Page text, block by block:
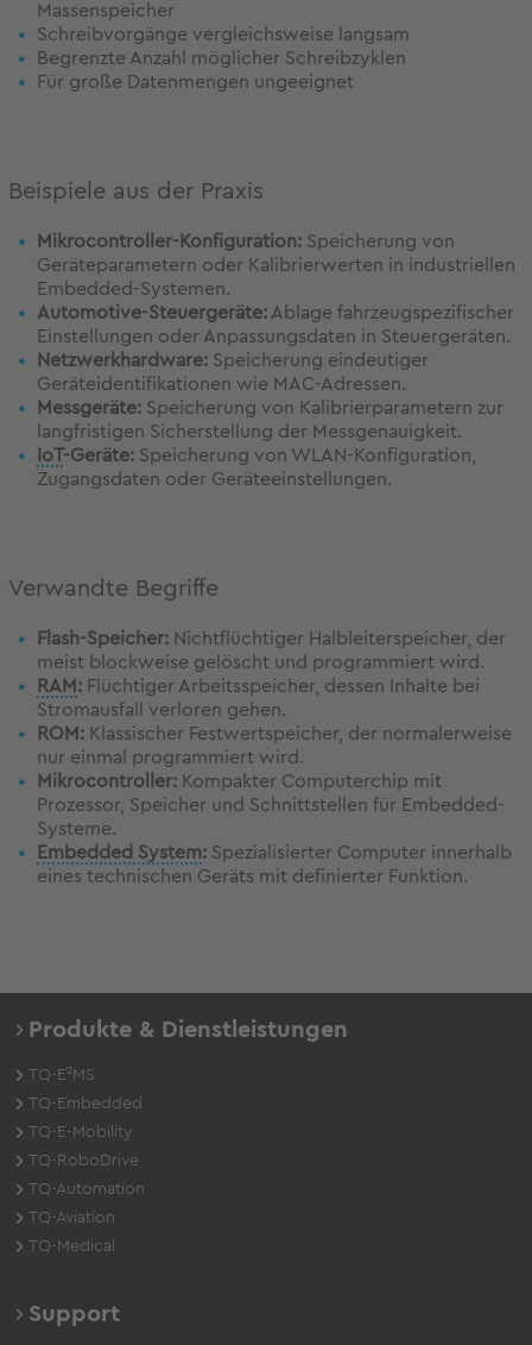
Massenspeicher
Schreibvorgänge vergleichsweise langsam
Begrenzte Anzahl möglicher Schreibzyklen
Für große Datenmengen ungeeignet
Beispiele aus der Praxis
Mikrocontroller-Konfiguration: Speicherung von
Geräteparametern oder Kalibrierwerten in industriellen
Embedded-Systemen.
Automotive-Steuergeräte: Ablage fahrzeugspezifischer
Einstellungen oder Anpassungsdaten in Steuergeräten.
Netzwerkhardware: Speicherung eindeutiger
Geräteidentifikationen wie MAC-Adressen.
Messgeräte: Speicherung von Kalibrierparametern zur
langfristigen Sicherstellung der Messgenauigkeit.
IoT-Geräte: Speicherung von WLAN-Konfiguration,
Zugangsdaten oder Geräteeinstellungen.
Verwandte Begriffe
Flash-Speicher: Nichtflüchtiger Halbleiterspeicher, der
meist blockweise gelöscht und programmiert wird.
RAM : Flüchtiger Arbeitsspeicher, dessen Inhalte bei
Stromausfall verloren gehen.
ROM: Klassischer Festwertspeicher, der normalerweise
nur einmal programmiert wird.
Mikrocontroller: Kompakter Computerchip mit
Prozessor, Speicher und Schnittstellen für Embedded-
Systeme.
Embedded System: Spezialisierter Computer innerhalb
eines technischen Geräts mit definierter Funktion.
Produkte & Dienstleistungen
TQ-E²MS
TQ-Embedded
TQ-E-Mobility
TQ-RoboDrive
TQ-Automation
TQ-Aviation
TQ-Medical
Support